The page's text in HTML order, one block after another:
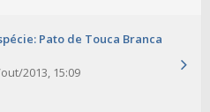
Pato de Touca Branca
2013, 15:09